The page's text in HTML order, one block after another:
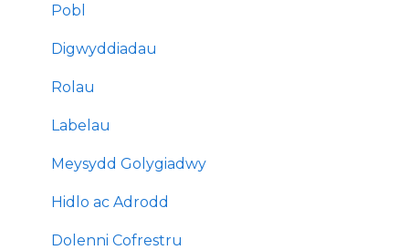
Pobl
Digwyddiadau
Rolau
Labelau
Meysydd Golygiadwy
Hidlo ac Adrodd
Dolenni Cofrestru